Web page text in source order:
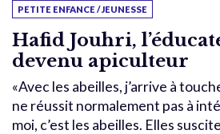
PETITE ENFANCE / JEUNESSE
Hafid Jouhri,
devenu apiculteur
«Avec les abeilles, j’arrive à
ne réussit normalement pas à
moi, c’est les abeilles. Elles